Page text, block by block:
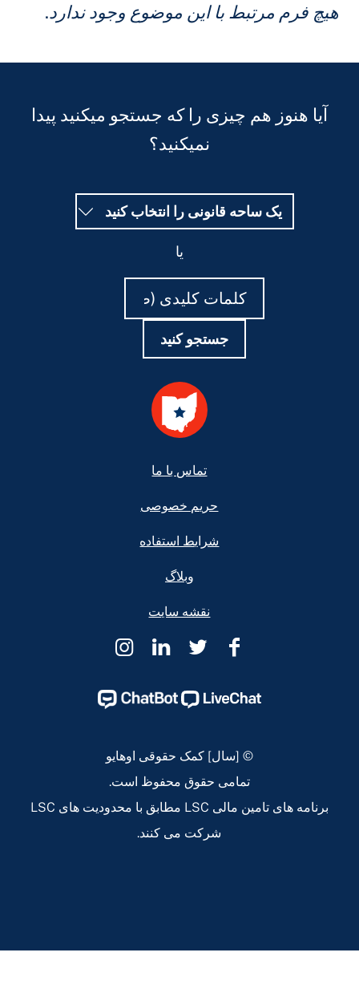
هیچ فرم مرتبط با این موضوع وجود ندارد.
آیا هنوز هم چیزی را که جستجو میکنید پیدا
نمیکنید؟
یک ساحه قانونی را انتخاب کنید
جستجو کنید
تماس با ما
حریم خصوصی
شرایط استفاده
وبلاگ
نقشه سایت
کمک
اوهایو
Page
کمک
اوهایو
Page
کمک
اوهایو
Page
کمک
اوهایو
Page
© [سال] کمک حقوقی اوهایو
تمامی حقوق محفوظ است.
برنامه های تامین مالی LSC مطابق با محدودیت های LSC
شرکت می کنند.